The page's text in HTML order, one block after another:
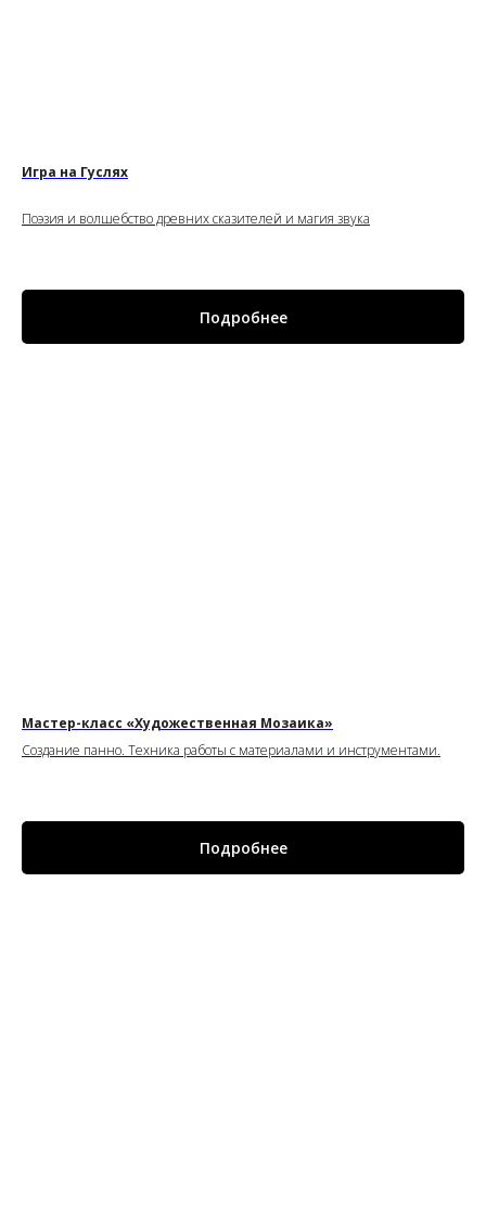
Игра на Гуслях
Поэзия и волшебство древних сказителей и магия звука
Подробнее
Мастер-класс «Художественная Мозаика»
Создание панно. Техника работы с материалами и инструментами.
Подробнее